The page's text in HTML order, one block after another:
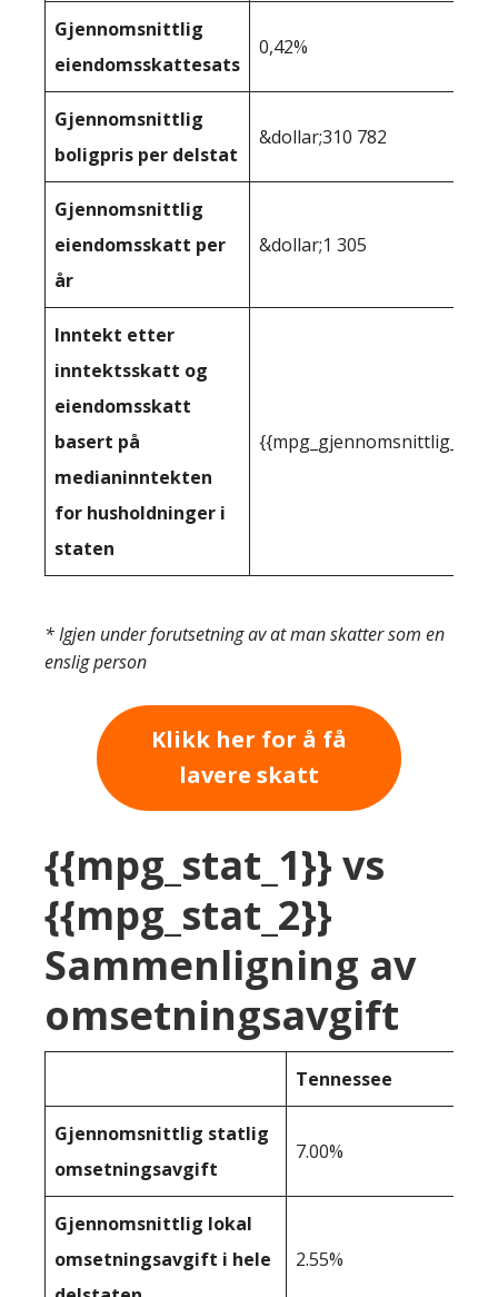
Gjennomsnittlig
eiendomsskattesats
0,42%
Gjennomsnittlig
boligpris per delstat
&dollar;310 782
Gjennomsnittlig
eiendomsskatt per
år
&dollar;1 305
Inntekt etter
inntektsskatt og
eiendomsskatt
basert på
medianinntekten
for husholdninger i
staten
* Igjen under forutsetning av at man skatter som en
enslig person
Klikk her for å få
lavere skatt
{{mpg_stat_1}} vs
{{mpg_stat_2}}
Sammenligning av
omsetningsavgift
Tennessee
Gjennomsnittlig statlig
omsetningsavgift
7.00%
Gjennomsnittlig lokal
omsetningsavgift i hele
2.55%